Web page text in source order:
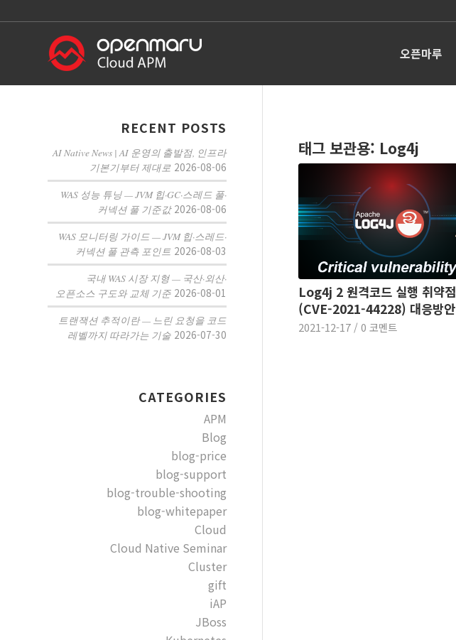
오픈마루
태그 보관용: Log4j
Log4j 2 원격코드 실행 취약점
(CVE-2021-44228) 대응방안
2021-12-17 / 0 코멘트
RECENT POSTS
AI Native News | AI 운영의 출발점, 인프라
기본기부터 제대로 2026-08-06
WAS 성능 튜닝 — JVM 힙·GC·스레드 풀·
커넥션 풀 기준값 2026-08-06
WAS 모니터링 가이드 — JVM 힙·스레드·
커넥션 풀 관측 포인트 2026-08-03
국내 WAS 시장 지형 — 국산·외산·
오픈소스 구도와 교체 기준 2026-08-01
트랜잭션 추적이란 — 느린 요청을 코드
레벨까지 따라가는 기술 2026-07-30
CATEGORIES
APM
Blog
blog-price
blog-support
blog-trouble-shooting
blog-whitepaper
Cloud
Cloud Native Seminar
Cluster
gift
iAP
JBoss